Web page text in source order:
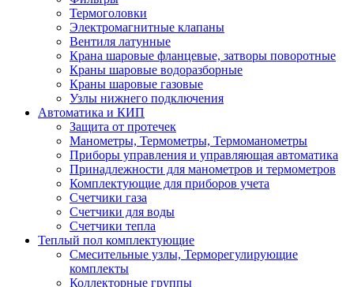
Термоголовки
Электромагнитные клапаны
Вентиля латунные
Крана шаровые фланцевые, затворы поворотные
Краны шаровые водоразборные
Краны шаровые газовые
Узлы нижнего подключения
Автоматика и КИП
Защита от протечек
Манометры, Термометры, Термоманометры
Приборы управления и управляющая автоматика
Принадлежности для манометров и термометров
Комплектующие для приборов учета
Счетчики газа
Счетчики для воды
Счетчики тепла
Теплый пол комплектующие
Смесительные узлы, Терморегулирующие
комплекты
Коллекторные группы